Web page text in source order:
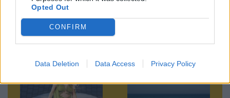
Opted Out
CONFIRM
Data Deletion Data Access Privacy Policy